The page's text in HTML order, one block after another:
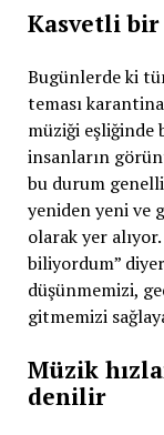
Kasvetli
Bugünlerde ki
teması
müziği eşliğinde
insanların
bu durum
yeniden yeni ve
olarak yer
biliyordum”
düşünmemizi,
gitmemizi
Müzik
denilir